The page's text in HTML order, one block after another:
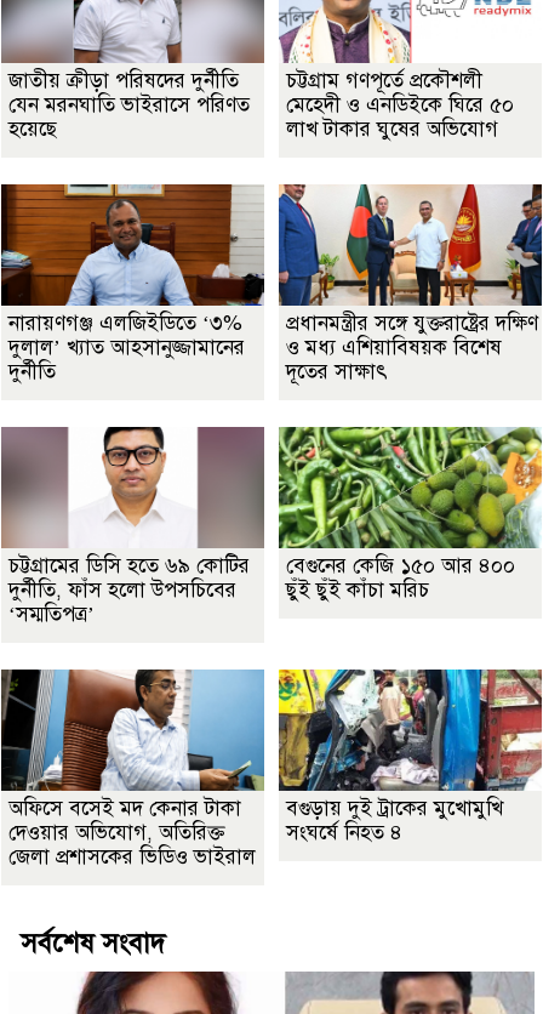
জাতীয় ক্রীড়া পরিষদের দুর্নীতি
যেন মরনঘাতি ভাইরাসে পরিণত
হয়েছে
চট্টগ্রাম গণপূর্তে প্রকৌশলী
মেহেদী ও এনডিইকে ঘিরে ৫০
লাখ টাকার ঘুষের অভিযোগ
নারায়ণগঞ্জ এলজিইডিতে ‘৩%
দুলাল’ খ্যাত আহসানুজ্জামানের
দুর্নীতি
প্রধানমন্ত্রীর সঙ্গে যুক্তরাষ্ট্রের দক্ষিণ
ও মধ্য এশিয়াবিষয়ক বিশেষ
দূতের সাক্ষাৎ
চট্টগ্রামের ডিসি হতে ৬৯ কোটির
দুর্নীতি, ফাঁস হলো উপসচিবের
‘সম্মতিপত্র’
বেগুনের কেজি ১৫০ আর ৪০০
ছুঁই ছুঁই কাঁচা মরিচ
অফিসে বসেই মদ কেনার টাকা
দেওয়ার অভিযোগ, অতিরিক্ত
জেলা প্রশাসকের ভিডিও ভাইরাল
বগুড়ায় দুই ট্রাকের মুখোমুখি
সংঘর্ষে নিহত ৪
সর্বশেষ সংবাদ